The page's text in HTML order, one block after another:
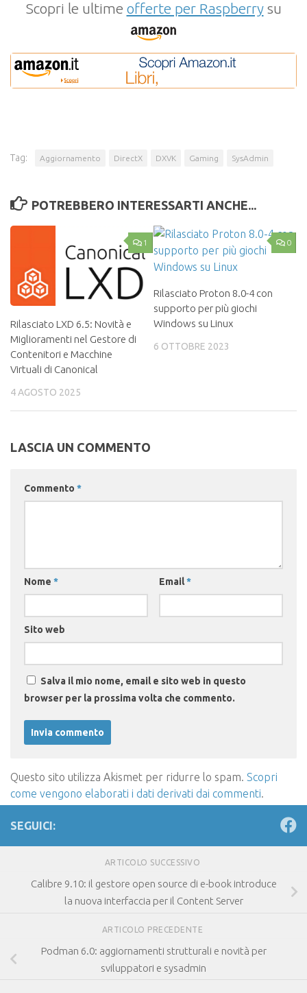
Scopri le ultime offerte per Raspberrysu
Tag: Aggiornamento DirectX DXVK Gaming SysAdmin
POTREBBERO INTERESSARTI ANCHE...
1
Rilasciato LXD 6.5: Novità e
Miglioramenti nel Gestore di
Contenitori e Macchine
Virtuali di Canonical
4 AGOSTO 2025
0
Rilasciato Proton 8.0-4 con
supporto per più giochi
Windows su Linux
6 OTTOBRE 2023
LASCIA UN COMMENTO
Commento *
Nome * Email*
Sito web
Salva il mio nome, email e sito web in questo
browser per la prossima volta che commento.
Questo sito utilizza Akismet per ridurre lo spam. Scopri
come vengono elaborati i dati derivati dai commenti.
SEGUICI:
ARTICOLO SUCCESSIVO
Calibre 9.10: il gestore open source di e-book introduce
la nuova interfaccia per il Content Server
ARTICOLO PRECEDENTE
Podman 6.0: aggiornamenti strutturali e novità per
sviluppatori e sysadmin